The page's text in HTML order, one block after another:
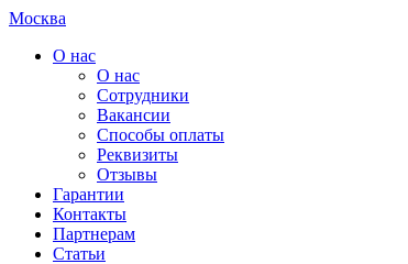
Москва
О нас
О нас
Сотрудники
Вакансии
Способы оплаты
Реквизиты
Отзывы
Гарантии
Контакты
Партнерам
Статьи